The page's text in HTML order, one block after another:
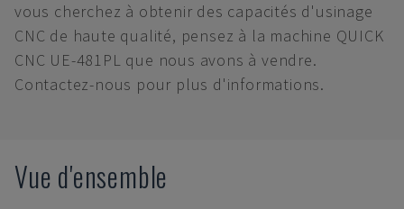
vous cherchez à obtenir des capacités d'usinage
CNC de haute qualité, pensez à la machine QUICK
CNC UE-481PL que nous avons à vendre.
Contactez-nous pour plus d'informations.
Vue d'ensemble